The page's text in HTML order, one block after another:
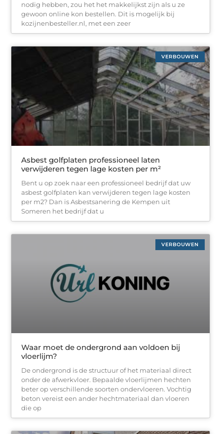
nodig hebben, zou het het makkelijkst zijn als u ze
gewoon online kon bestellen. Dit is mogelijk bij
kozijnenbesteller.nl, met een zeer
VERBOUWEN
Asbest golfplaten professioneel laten
verwijderen tegen lage kosten per m²
Bent u op zoek naar een professioneel bedrijf dat uw
asbest golfplaten kan verwijderen tegen lage kosten
per m2? Dan is Asbestsanering de Kempen uit
Someren het bedrijf dat u
VERBOUWEN
Waar moet de ondergrond aan voldoen bij
vloerlijm?
De ondergrond is de structuur of het materiaal direct
onder de afwerkvloer. Bepaalde vloerlijmen hechten
beter op verschillende soorten ondervloeren. Vochtig
beton vereist een ander hechtmateriaal dan vloeren
die op